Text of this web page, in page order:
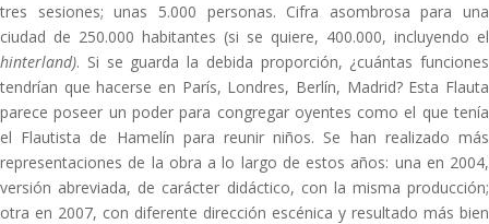
tres sesiones; unas 5.000 personas. Cifra asombrosa para una
ciudad de 250.000 habitantes (si se quiere, 400.000, incluyendo el
hinterland). Si se guarda la debida proporción, ¿cuántas funciones
tendrían que hacerse en París, Londres, Berlín, Madrid? Esta Flauta
parece poseer un poder para congregar oyentes como el que tenía
el Flautista de Hamelín para reunir niños. Se han realizado más
representaciones de la obra a lo largo de estos años: una en 2004,
versión abreviada, de carácter didáctico, con la misma producción;
otra en 2007, con diferente dirección escénica y resultado más bien